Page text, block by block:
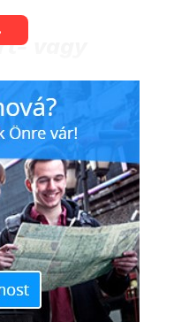
vagy
a
hirtelen
a
sokkal
a